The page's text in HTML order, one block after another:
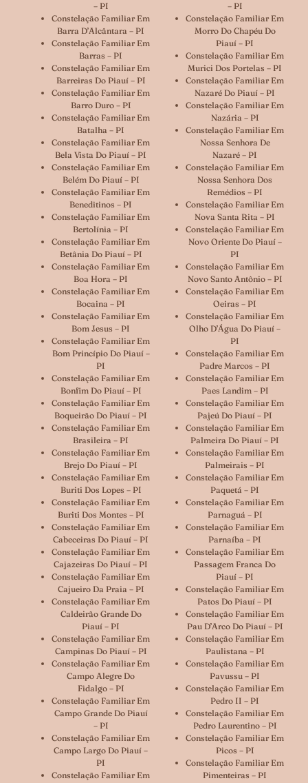
– PI
Constelação Familiar Em
Barra D’Alcântara – PI
Constelação Familiar Em
Barras – PI
Constelação Familiar Em
Barreiras Do Piauí – PI
Constelação Familiar Em
Barro Duro – PI
Constelação Familiar Em
Batalha – PI
Constelação Familiar Em
Bela Vista Do Piauí – PI
Constelação Familiar Em
Belém Do Piauí – PI
Constelação Familiar Em
Beneditinos – PI
Constelação Familiar Em
Bertolínia – PI
Constelação Familiar Em
Betânia Do Piauí – PI
Constelação Familiar Em
Boa Hora – PI
Constelação Familiar Em
Bocaina – PI
Constelação Familiar Em
Bom Jesus – PI
Constelação Familiar Em
Bom Princípio Do Piauí –
PI
Constelação Familiar Em
Bonfim Do Piauí – PI
Constelação Familiar Em
Boqueirão Do Piauí – PI
Constelação Familiar Em
Brasileira – PI
Constelação Familiar Em
Brejo Do Piauí – PI
Constelação Familiar Em
Buriti Dos Lopes – PI
Constelação Familiar Em
Buriti Dos Montes – PI
Constelação Familiar Em
Cabeceiras Do Piauí – PI
Constelação Familiar Em
Cajazeiras Do Piauí – PI
Constelação Familiar Em
Cajueiro Da Praia – PI
Constelação Familiar Em
Caldeirão Grande Do
Piauí – PI
Constelação Familiar Em
Campinas Do Piauí – PI
Constelação Familiar Em
Campo Alegre Do
Fidalgo – PI
Constelação Familiar Em
Campo Grande Do Piauí
– PI
Constelação Familiar Em
Campo Largo Do Piauí –
PI
Constelação Familiar Em
– PI
Constelação Familiar Em
Morro Do Chapéu Do
Piauí – PI
Constelação Familiar Em
Murici Dos Portelas – PI
Constelação Familiar Em
Nazaré Do Piauí – PI
Constelação Familiar Em
Nazária – PI
Constelação Familiar Em
Nossa Senhora De
Nazaré – PI
Constelação Familiar Em
Nossa Senhora Dos
Remédios – PI
Constelação Familiar Em
Nova Santa Rita – PI
Constelação Familiar Em
Novo Oriente Do Piauí –
PI
Constelação Familiar Em
Novo Santo Antônio – PI
Constelação Familiar Em
Oeiras – PI
Constelação Familiar Em
Olho D’Água Do Piauí –
PI
Constelação Familiar Em
Padre Marcos – PI
Constelação Familiar Em
Paes Landim – PI
Constelação Familiar Em
Pajeú Do Piauí – PI
Constelação Familiar Em
Palmeira Do Piauí – PI
Constelação Familiar Em
Palmeirais – PI
Constelação Familiar Em
Paquetá – PI
Constelação Familiar Em
Parnaguá – PI
Constelação Familiar Em
Parnaíba – PI
Constelação Familiar Em
Passagem Franca Do
Piauí – PI
Constelação Familiar Em
Patos Do Piauí – PI
Constelação Familiar Em
Pau D’Arco Do Piauí – PI
Constelação Familiar Em
Paulistana – PI
Constelação Familiar Em
Pavussu – PI
Constelação Familiar Em
Pedro II – PI
Constelação Familiar Em
Pedro Laurentino – PI
Constelação Familiar Em
Picos – PI
Constelação Familiar Em
Pimenteiras – PI